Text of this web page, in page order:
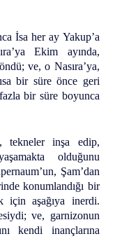
İsa her ay Yakup’a
Ekim ayında,
ve, o Nasıra’ya,
bir süre önce geri
bir süre boyunca
tekneler inşa edip,
olduğunu
Şam’dan
konumlandığı bir
için aşağıya inerdi.
ve, garnizonun
kendi inançlarına